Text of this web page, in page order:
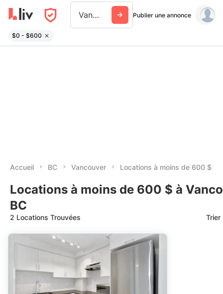
Vancouver Publier une annonce
$0 - $600
Accueil BC Vancouver Locations à moins de 600 $
Locations à moins de 600 $ à
BC
2 Locations Trouvées Trier
Date: les plus récents d’abord
Date: les plus anciens d’abord